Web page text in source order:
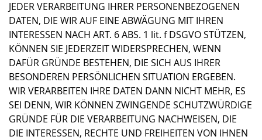
JEDER VERARBEITUNG IHRER PERSONENBEZOGENEN
DATEN, DIE WIR AUF EINE ABWÄGUNG MIT IHREN
INTERESSEN NACH ART. 6 ABS. 1 lit. f DSGVO STÜTZEN,
KÖNNEN SIE JEDERZEIT WIDERSPRECHEN, WENN
DAFÜR GRÜNDE BESTEHEN, DIE SICH AUS IHRER
BESONDEREN PERSÖNLICHEN SITUATION ERGEBEN.
WIR VERARBEITEN IHRE DATEN DANN NICHT MEHR, ES
SEI DENN, WIR KÖNNEN ZWINGENDE SCHUTZWÜRDIGE
GRÜNDE FÜR DIE VERARBEITUNG NACHWEISEN, DIE
DIE INTERESSEN, RECHTE UND FREIHEITEN VON IHNEN